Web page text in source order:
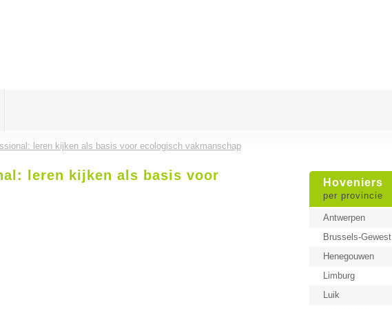
leren kijken als basis voor ecologisch vakmanschap
Hoveniers
per provincie
Antwerpen
Brussels-Gewest
Henegouwen
Limburg
Luik
leren kijken als basis voor